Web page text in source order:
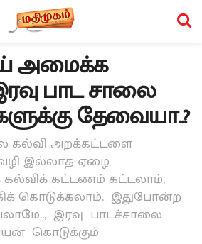
அமைக்க
பாட சாலை
தேவையா..?
கல்வி அறக்கட்டளை
இல்லாத ஏழை
கல்விக் கட்டணம் கட்டலாம்,
கொடுக்கலாம். இதுபோன்ற
இரவு பாடச்சாலை
கொடுக்கும்